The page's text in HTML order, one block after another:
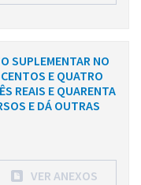
SUPLEMENTAR NO
E QUATRO
REAIS E QUARENTA
E DÁ OUTRAS
VER ANEXOS